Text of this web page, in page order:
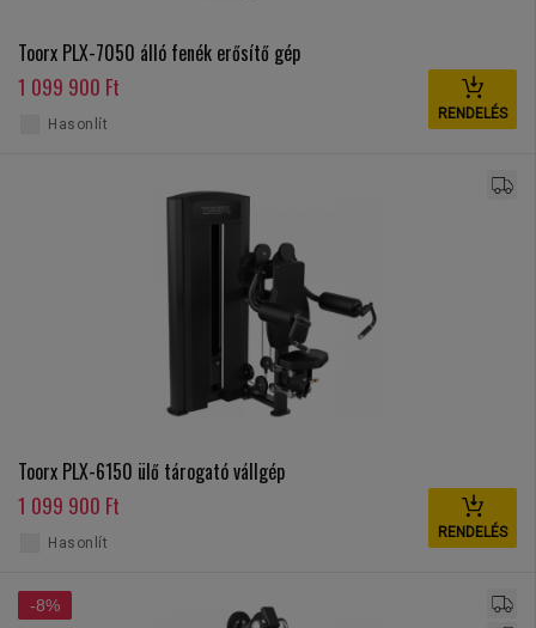
Toorx PLX-7050 álló fenék erősítő gép
1 099 900 Ft
RENDELÉS
Hasonlít
Toorx PLX-6150 ülő tárogató vállgép
1 099 900 Ft
RENDELÉS
Hasonlít
-8%